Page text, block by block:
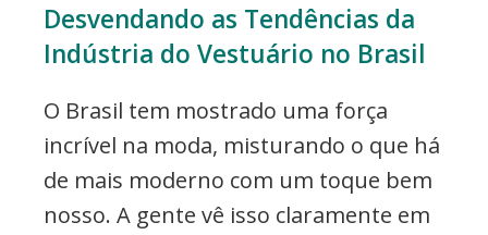
Desvendando as Tendências da
Indústria do Vestuário no Brasil
O Brasil tem mostrado uma força
incrível na moda, misturando o que há
de mais moderno com um toque bem
nosso. A gente vê isso claramente em